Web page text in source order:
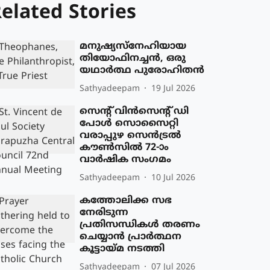
Stories
മനുഷ്യസ്‌നേഹിയായ
തിയോഫിനച്ചന്‍, ഒരു
യഥാര്‍ത്ഥ പുരോഹിതന്‍
Sathyadeepam 19 Jul 2026
സെന്റ് വിൻസെന്റ് ഡി
പോൾ സൊസൈറ്റി
വരാപ്പുഴ സെൻട്രൽ
കൗൺസിൽ 72-ാം
വാർഷിക സംഗമം
Sathyadeepam 10 Jul 2026
കത്തോലിക്ക സഭ
നേരിടുന്ന
പ്രതിസന്ധികൾ തരണം
ചെയ്യാൻ പ്രാർത്ഥന
കൂട്ടായ്മ നടത്തി
Sathyadeepam 07 Jul 2026